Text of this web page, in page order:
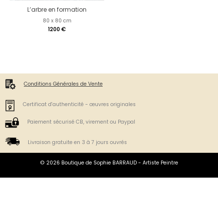
L’arbre en formation
80 x 80 cm
1200 €
Conditions Générales de Vente
Certificat d'authenticité - œuvres originales
Paiement sécurisé CB, virement ou Paypal
Livraison gratuite en 3 à 7 jours ouvrés
© 2026 Boutique de Sophie BARRAUD - Artiste Peintre